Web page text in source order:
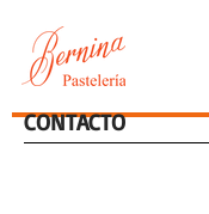
CONTACTO